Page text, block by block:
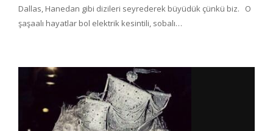
Dallas, Hanedan gibi dizileri seyrederek büyüdük çünkü biz. O
şaşaalı hayatlar bol elektrik kesintili, sobalı…